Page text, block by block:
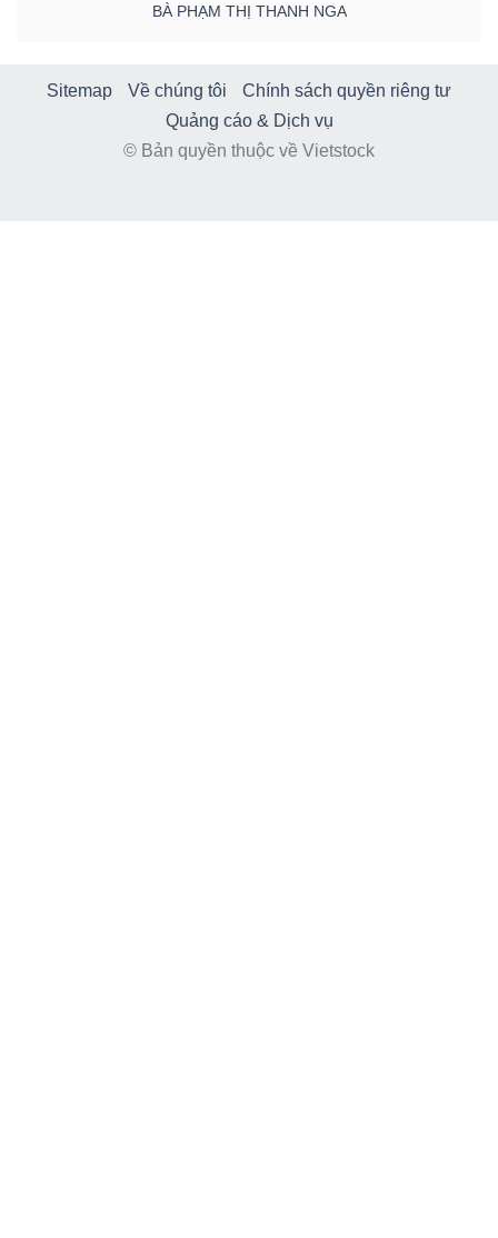
BÀ PHẠM THỊ THANH NGA
Sitemap Về chúng tôi
Chính sách quyền riêng tư
Quảng cáo & Dịch vụ
© Bản quyền thuộc về Vietstock